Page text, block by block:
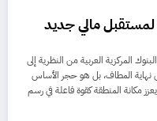
انتقلت فيه البنوك المركزية العربية من النظرية إلى
نهاية المطاف، بل هو حجر الأساس
مكانة المنطقة كقوة فاعلة في رسم